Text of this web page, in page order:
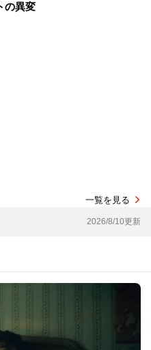
の異変
一覧を見る
2026/8/10更新